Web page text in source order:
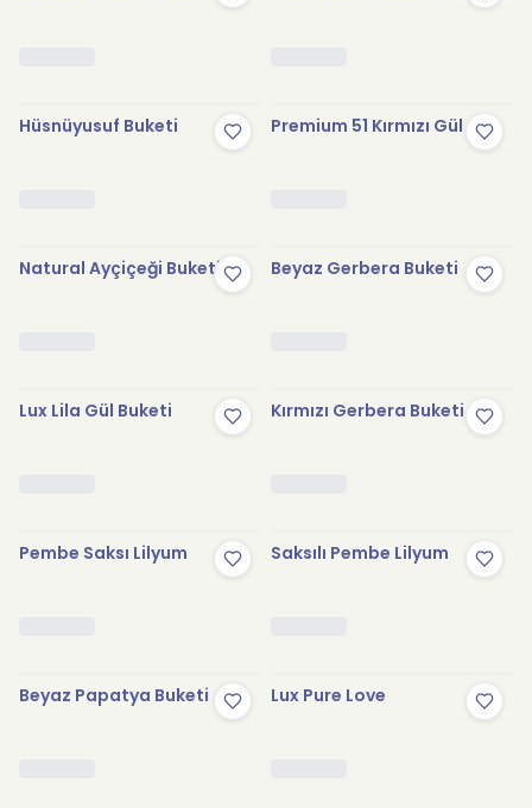
Hüsnüyusuf Buketi Premium 51 Kırmızı Gül
Natural Ayçiçeği Buketi Beyaz Gerbera Buketi
Lux Lila Gül Buketi Kırmızı Gerbera Buketi
Pembe Saksı Lilyum Saksılı Pembe Lilyum
Beyaz Papatya Buketi Lux Pure Love